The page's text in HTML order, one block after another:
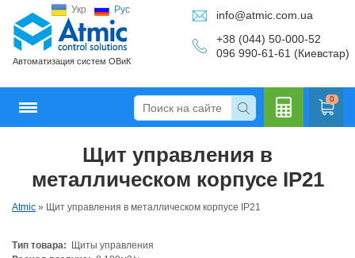
Укр Рус
Автоматизация систем ОВиК
info@atmic.com.ua
+38 (044) 50-000-52
096 990-61-61 (Киевстар)
0
Щит управления в
металлическом корпусе IP21
Atmic » Щит управления в металлическом корпусе IP21
Тип товара:
Щиты управления